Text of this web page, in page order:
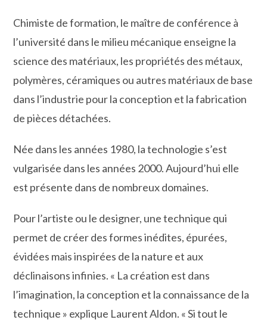
Chimiste de formation, le maître de conférence à
l’université dans le milieu mécanique enseigne la
science des matériaux, les propriétés des métaux,
polymères, céramiques ou autres matériaux de base
dans l’industrie pour la conception et la fabrication
de pièces détachées.
Née dans les années 1980, la technologie s’est
vulgarisée dans les années 2000. Aujourd’hui elle
est présente dans de nombreux domaines.
Pour l’artiste ou le designer, une technique qui
permet de créer des formes inédites, épurées,
évidées mais inspirées de la nature et aux
déclinaisons infinies. « La création est dans
l’imagination, la conception et la connaissance de la
technique » explique Laurent Aldon. « Si tout le